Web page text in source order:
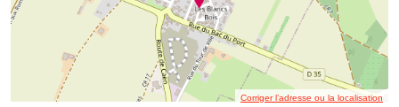
Corriger l’adresse ou la localisation